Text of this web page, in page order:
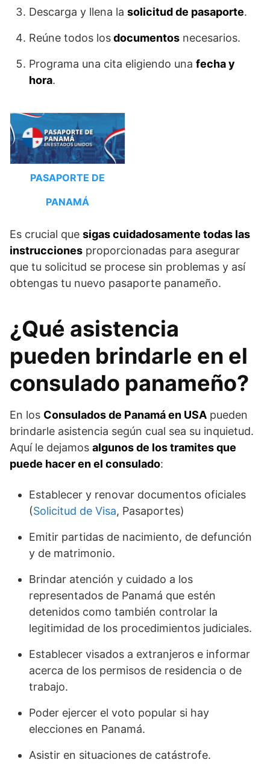
Descarga y llena la solicitud de pasaporte.
Reúne todos losdocumentos necesarios.
Programa una cita eligiendo una fecha y
hora.
PASAPORTE DE
PANAMÁ
Es crucial que sigas cuidadosamente todas las
instrucciones proporcionadas para asegurar
que tu solicitud se procese sin problemas y así
obtengas tu nuevo pasaporte panameño.
¿Qué asistencia
pueden brindarle en el
consulado panameño?
En los Consulados de Panamá en USA pueden
brindarle asistencia según cual sea su inquietud.
Aquí le dejamos algunos de los tramites que
puede hacer en el consulado:
Establecer y renovar documentos oficiales
(Solicitud de Visa, Pasaportes)
Emitir partidas de nacimiento, de defunción
y de matrimonio.
Brindar atención y cuidado a los
representados de Panamá que estén
detenidos como también controlar la
legitimidad de los procedimientos judiciales.
Establecer visados a extranjeros e informar
acerca de los permisos de residencia o de
trabajo.
Poder ejercer el voto popular si hay
elecciones en Panamá.
Asistir en situaciones de catástrofe.